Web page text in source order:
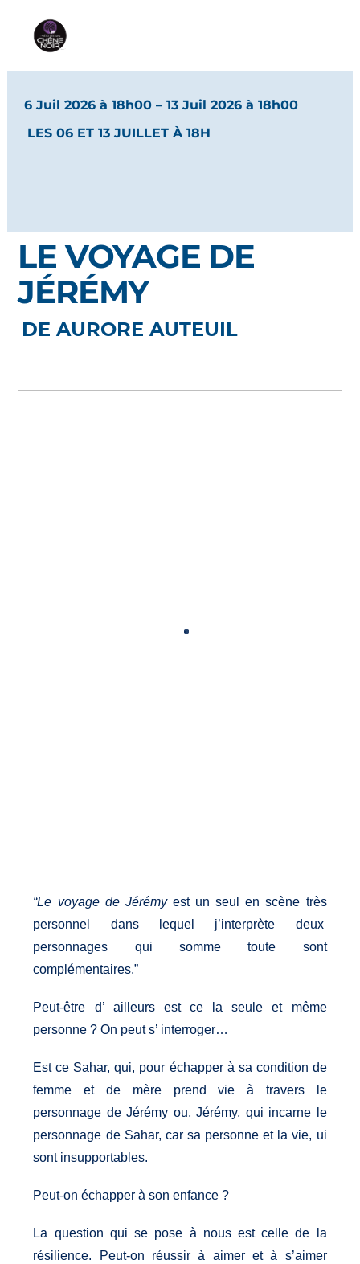
6 Juil 2026 à 18h00 – 13 Juil 2026 à 18h00
LES 06 ET 13 JUILLET À 18H
LE VOYAGE DE
JÉRÉMY
DE AURORE AUTEUIL
“Le voyage de Jérémyest un seul en scène très
personnel dans lequel j’interprète deux
personnages qui somme toute sont
complémentaires.”
Peut-être d’ ailleurs est ce la seule et même
personne ? On peut s’ interroger…
Est ce Sahar, qui, pour échapper à sa condition de
femme et de mère prend vie à travers le
personnage de Jérémy ou, Jérémy, qui incarne le
personnage de Sahar, car sa personne et la vie, ui
sont insupportables.
Peut-on échapper à son enfance ?
La question qui se pose à nous est celle de la
résilience. Peut-on réussir à aimer et à s’aimer